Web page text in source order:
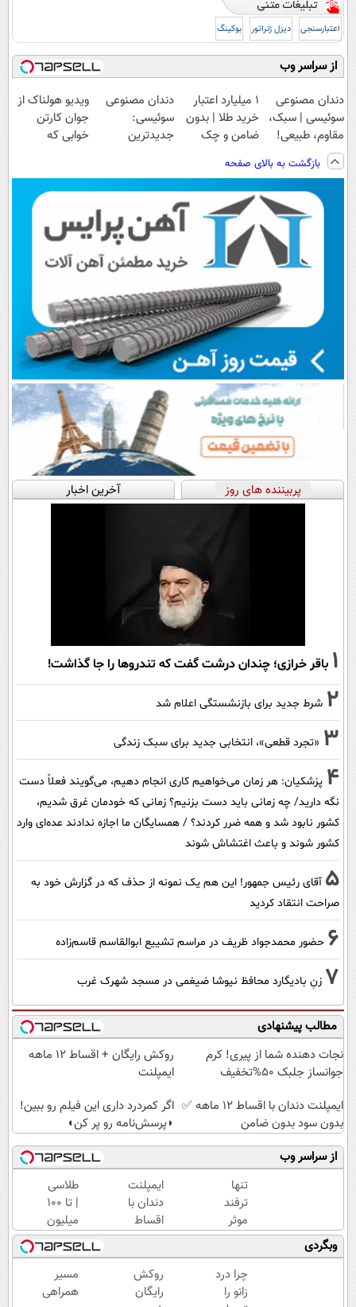
اعتبارسنجی دیزل ژنراتور بوکینگ
از سراسر وب
دندان مصنوعی
سوئیسی | سبک،
مقاوم، طبیعی!
ویزیت
رایگان+پرداخت
اقساطی😍
۱ میلیارد اعتبار
خرید طلا | بدون
ضامن و چک
دندان مصنوعی
سوئیسی:
جدیدترین
پرداخت قسطی
ویدیو هولناک از
جوان کارتن
خوابی که
بازگشت به بالای صفحه
پربیننده های روز آخرین اخبار
1 باقر خرازی؛ چندان درشت گفت که تندروها را جا گذاشت!
2 شرط جدید برای بازنشستگی اعلام شد
3 «تجرد قطعی»، انتخابی جدید برای سبک زندگی
4 پزشکیان: هر زمان می‌خواهیم کاری انجام دهیم، می‌گویند فعلاً دست
نگه دارید/ چه زمانی باید دست بزنیم؟ زمانی که خودمان غرق شدیم،
کشور نابود شد و همه ضرر کردند؟ / همسایگان ما اجازه ندادند عده‌ای وارد
کشور شوند و باعث اغتشاش شوند
5 آقای رئیس جمهور! این هم یک نمونه از حذف که در گزارش خود به
صراحت انتقاد کردید
6 حضور محمدجواد ظریف در مراسم تشییع ابوالقاسم قاسم‌زاده
7 زنِ بادیگارد محافظ نیوشا ضیغمی در مسجد شهرک غرب
مطالب پیشنهادی
نجات دهنده شما از پیری! کرم
جوانساز جلبک 50%تخفیف
روکش رایگان + اقساط ۱۲ ماهه
ایمپلنت
ایمپلنت دندان با اقساط 12 ماهه ✅
بدون سود بدون ضامن
اگر کمردرد داری این فیلم رو ببین!
◗پرسش‌نامه رو پر کن◖
از سراسر وب
تنها
ترفند
موثر
رفع
چروک
پوست،
همین
ایمپلنت
دندان با
اقساط
12
ماهه
✅
بدون
طلاسی
| تا 100
میلیون
وام
آنی
خرید
طلا💰
وبگردی
چرا درد
زانو را
روکش
رایگان
مسیر
همراهی